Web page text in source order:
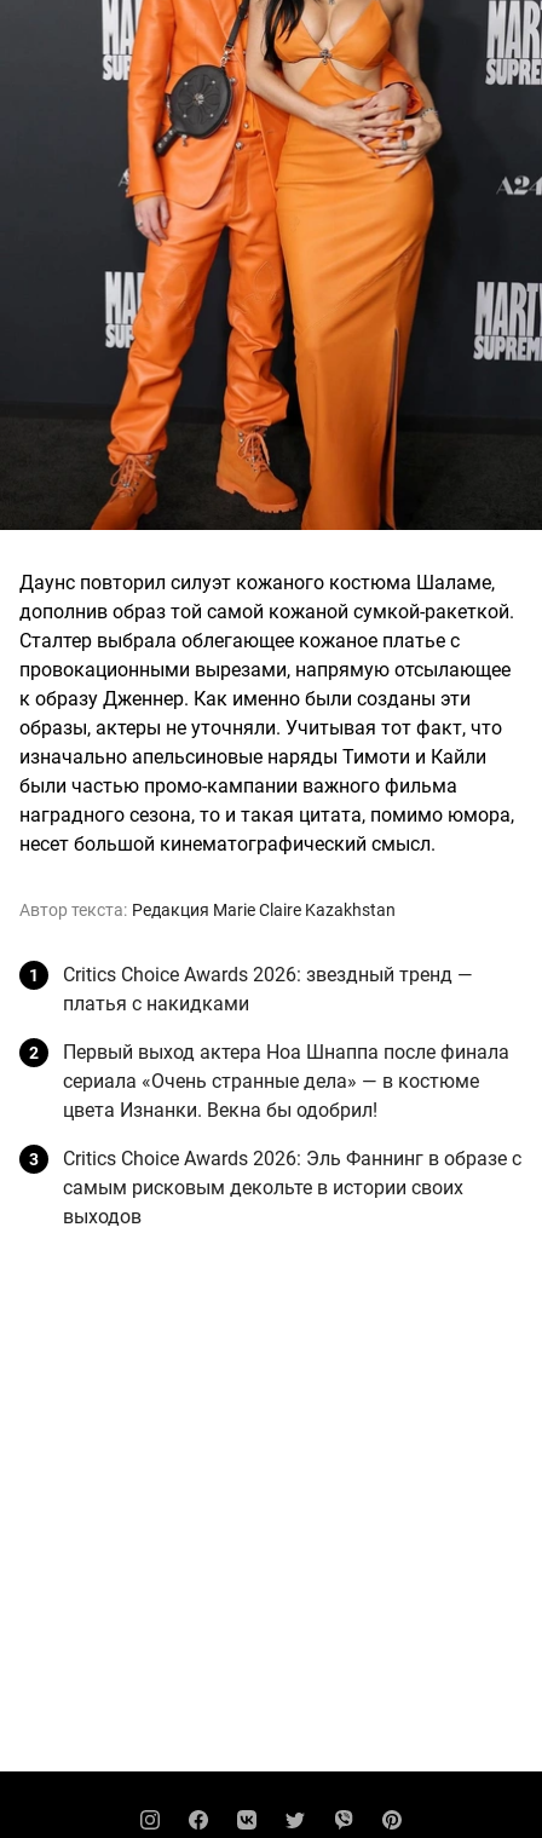
Даунс повторил силуэт кожаного костюма Шаламе,
дополнив образ той самой кожаной сумкой-ракеткой.
Сталтер выбрала облегающее кожаное платье с
провокационными вырезами, напрямую отсылающее
к образу Дженнер. Как именно были созданы эти
образы, актеры не уточняли. Учитывая тот факт, что
изначально апельсиновые наряды Тимоти и Кайли
были частью промо-кампании важного фильма
наградного сезона, то и такая цитата, помимо юмора,
несет большой кинематографический смысл.
Автор текста: Редакция Marie Claire Kazakhstan
Critics Choice Awards 2026: звездный тренд —
платья с накидками
Первый выход актера Ноа Шнаппа после финала
сериала «Очень странные дела» — в костюме
цвета Изнанки. Векна бы одобрил!
Critics Choice Awards 2026: Эль Фаннинг в образе с
самым рисковым декольте в истории своих
выходов